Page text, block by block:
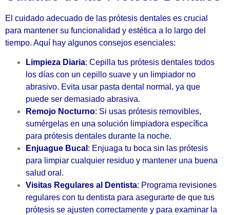
El cuidado adecuado de las prótesis dentales es crucial
para mantener su funcionalidad y estética a lo largo del
tiempo. Aquí hay algunos consejos esenciales:
Limpieza Diaria: Cepilla tus prótesis dentales todos
los días con un cepillo suave y un limpiador no
abrasivo. Evita usar pasta dental normal, ya que
puede ser demasiado abrasiva.
Remojo Nocturno: Si usas prótesis removibles,
sumérgelas en una solución limpiadora específica
para prótesis dentales durante la noche.
Enjuague Bucal : Enjuaga tu boca sin las prótesis
para limpiar cualquier residuo y mantener una buena
salud oral.
Visitas Regulares al Dentista: Programa revisiones
regulares con tu dentista para asegurarte de que tus
prótesis se ajusten correctamente y para examinar la